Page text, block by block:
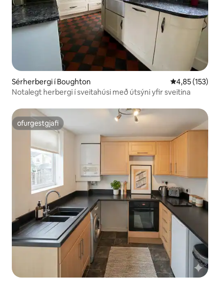
Sérherbergi í Boughton 4,85 af 5 í
4,85 (153)
Notalegt herbergi í sveitahúsi með útsýni yfir sveitina
ofurgestgjafi
ofurgestgjafi